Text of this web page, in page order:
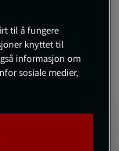
til å fungere
knyttet til
informasjon om
sosiale medier,